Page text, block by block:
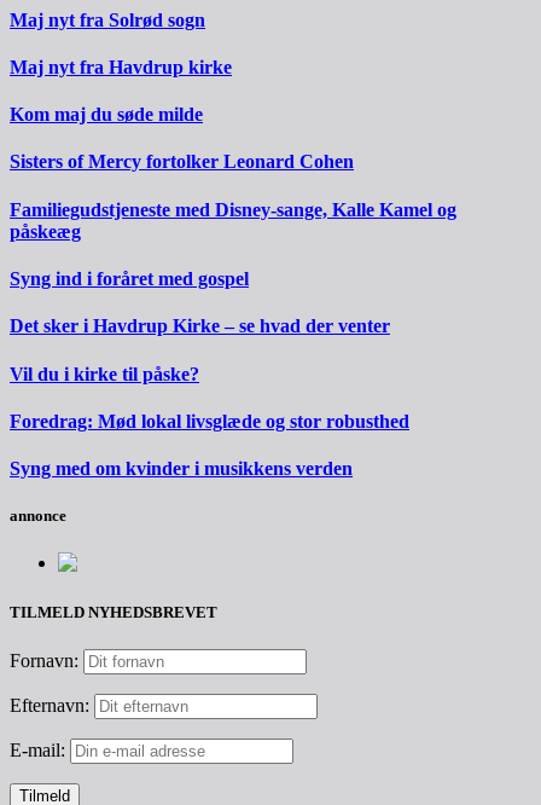
Maj nyt fra Solrød sogn
Maj nyt fra Havdrup kirke
Kom maj du søde milde
Sisters of Mercy fortolker Leonard Cohen
Familiegudstjeneste med Disney-sange, Kalle Kamel og
påskeæg
Syng ind i foråret med gospel
Det sker i Havdrup Kirke – se hvad der venter
Vil du i kirke til påske?
Foredrag: Mød lokal livsglæde og stor robusthed
Syng med om kvinder i musikkens verden
annonce
TILMELD NYHEDSBREVET
Fornavn:
Efternavn:
E-mail: